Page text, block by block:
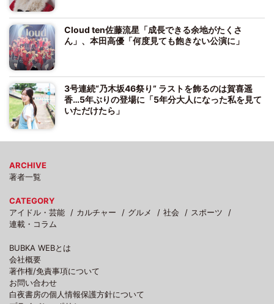
Cloud ten佐藤流星「成長できる余地がたくさ
ん」、本田高優「何度見ても飽きない公演に」
3号連続“乃木坂46祭り” ラストを飾るのは賀喜遥
香…5年ぶりの登場に「5年分大人になった私を見て
いただけたら」
ARCHIVE
著者一覧
CATEGORY
アイドル・芸能
カルチャー グルメ 社会
スポーツ
連載・コラム
BUBKA WEBとは
会社概要
著作権/免責事項について
お問い合わせ
白夜書房の個人情報保護方針について